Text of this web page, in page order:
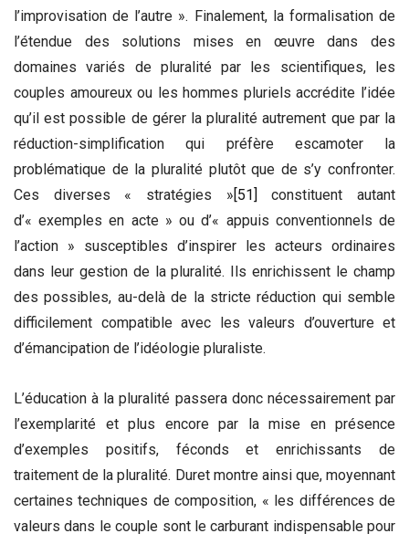
l’improvisation de l’autre ». Finalement, la formalisation de
l’étendue des solutions mises en œuvre dans des
domaines variés de pluralité par les scientifiques, les
couples amoureux ou les hommes pluriels accrédite l’idée
qu’il est possible de gérer la pluralité autrement que par la
réduction-simplification qui préfère escamoter la
problématique de la pluralité plutôt que de s’y confronter.
Ces diverses « stratégies »[51] constituent autant
d’« exemples en acte » ou d’« appuis conventionnels de
l’action » susceptibles d’inspirer les acteurs ordinaires
dans leur gestion de la pluralité. Ils enrichissent le champ
des possibles, au-delà de la stricte réduction qui semble
difficilement compatible avec les valeurs d’ouverture et
d’émancipation de l’idéologie pluraliste.
L’éducation à la pluralité passera donc nécessairement par
l’exemplarité et plus encore par la mise en présence
d’exemples positifs, féconds et enrichissants de
traitement de la pluralité. Duret montre ainsi que, moyennant
certaines techniques de composition, « les différences de
valeurs dans le couple sont le carburant indispensable pour